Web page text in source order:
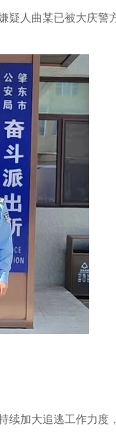
人曲某已被大庆警
续加大追逃工作力度